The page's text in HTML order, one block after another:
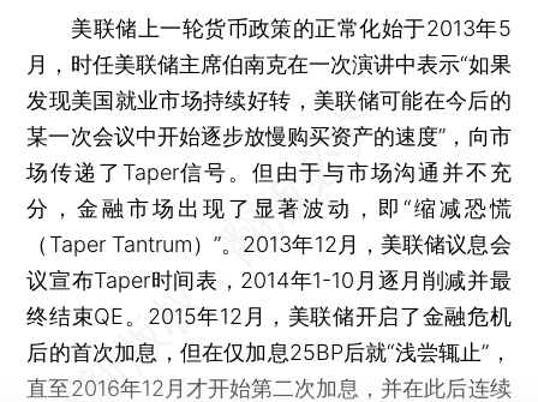
美联储上一轮货币政策的正常化始于2013年5
月，时任美联储主席伯南克在一次演讲中表示“如果
发现美国就业市场持续好转，美联储可能在今后的
某一次会议中开始逐步放慢购买资产的速度”，向市
场传递了Taper信号。但由于与市场沟通并不充
分，金融市场出现了显著波动，即“缩减恐慌
（Taper Tantrum）”。2013年12月，美联储议息会
议宣布Taper时间表，2014年1-10月逐月削减并最
终结束QE。2015年12月，美联储开启了金融危机
后的首次加息，但在仅加息25BP后就“浅尝辄止”，
直至2016年12月才开始第二次加息，并在此后连续